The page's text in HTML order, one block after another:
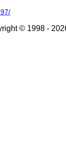
© 1998 -